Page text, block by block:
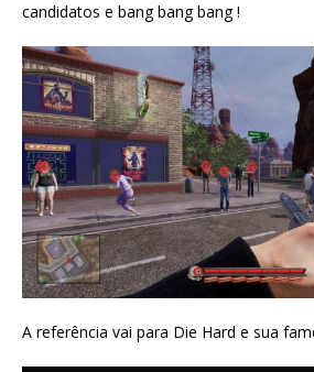
candidatos e bang bang bang !
A referência vai para Die Hard e sua